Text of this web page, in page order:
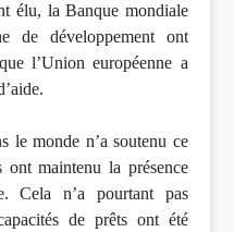
élu, la Banque mondiale
de développement ont
l’Union européenne a
le monde n’a soutenu ce
ont maintenu la présence
Cela n’a pourtant pas
de prêts ont été